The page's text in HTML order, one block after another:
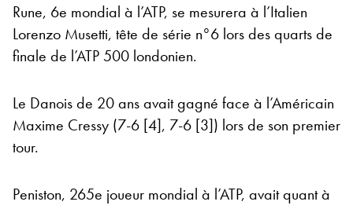
Rune, 6e mondial à l’ATP, se mesurera à l’Italien
Lorenzo Musetti, tête de série n°6 lors des quarts de
finale de l’ATP 500 londonien.
Le Danois de 20 ans avait gagné face à l’Américain
Maxime Cressy (7-6 [4], 7-6 [3]) lors de son premier
tour.
Peniston, 265e joueur mondial à l’ATP, avait quant à